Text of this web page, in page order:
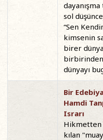
sol
“Sen
kimsenin
birer
dünyayı
Bir
Hamdi
Israrı
Hikmetten
kılan